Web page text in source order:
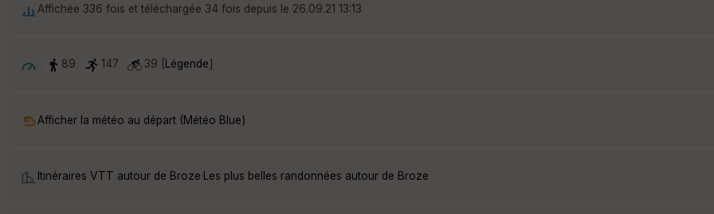
Affichée 336 fois et téléchargée 34 fois depuis le 26.09.21 13:13
89 147 39 [ Légende]
Afficher la météo au départ (Météo Blue)
Itinéraires VTT autour de Broze· Les plus belles randonnées autour de Broze